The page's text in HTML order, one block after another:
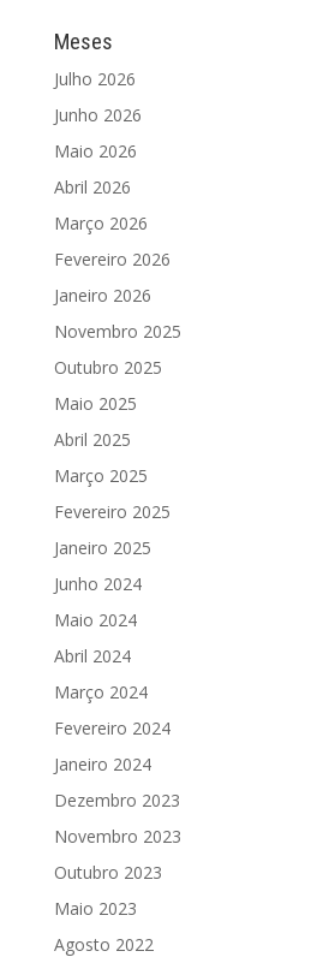
Meses
Julho 2026
Junho 2026
Maio 2026
Abril 2026
Março 2026
Fevereiro 2026
Janeiro 2026
Novembro 2025
Outubro 2025
Maio 2025
Abril 2025
Março 2025
Fevereiro 2025
Janeiro 2025
Junho 2024
Maio 2024
Abril 2024
Março 2024
Fevereiro 2024
Janeiro 2024
Dezembro 2023
Novembro 2023
Outubro 2023
Maio 2023
Agosto 2022